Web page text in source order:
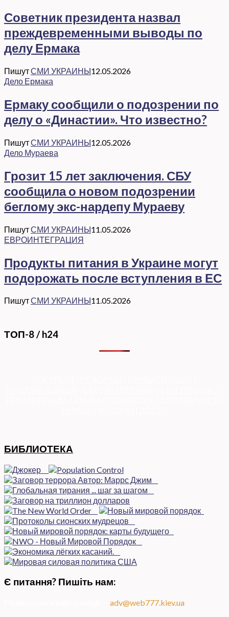
Советник президента назвал
преждевременными выводы по
делу Ермака
ПишутСМИ УКРАИНЫ12.05.2026
Дело Ермака
Ермаку сообщили о подозрении по
делу о «Династии». Что известно?
ПишутСМИ УКРАИНЫ12.05.2026
Дело Мураева
Грозит 15 лет заключения. СБУ
сообщила о новом подозрении
беглому экс-нардепу Мураеву
ПишутСМИ УКРАИНЫ11.05.2026
ЕВРОИНТЕГРАЦИЯ
Продукты питания в Украине могут
подорожать после вступления в ЕС
ПишутСМИ УКРАИНЫ11.05.2026
ТОП-8 / h24
БИБЛИОТЕКА
Є питання? Пишіть нам:
adv@web777.kiev.ua